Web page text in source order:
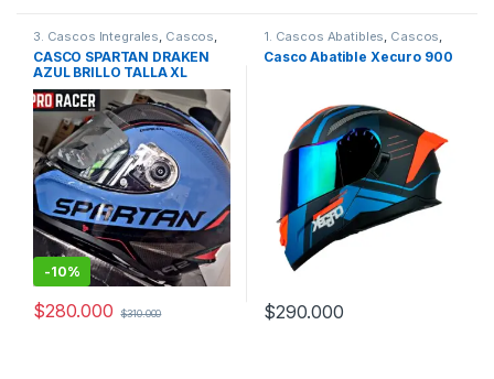
3. Cascos Integrales, Cascos,
Spartan
CASCO SPARTAN DRAKEN
AZUL BRILLO TALLA XL
-10%
$280.000 $310.000
1. Cascos Abatibles, Cascos,
Xecuro
Casco Abatible Xecuro 900
$290.000